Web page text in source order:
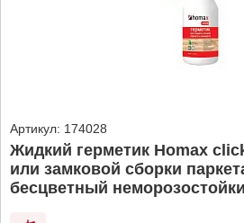
Артикул: 174028
Жидкий герметик Homax
или замковой сборки
бесцветный